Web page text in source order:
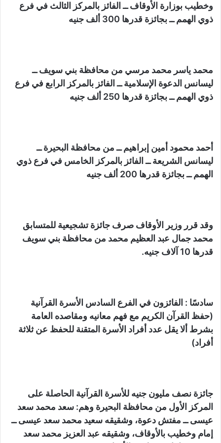
وخطيب بوزارة الأوقاف ــ الفائز بالمركز الثالث في فرع
ذوي الهمم ــ بجائزة قدرها 300 ألف جنيه
محمد ياسر محمد مرسي من محافظة بني سويف ــ
ليسانس الدعوة الإسلامية ــ الفائز بالمركز الرابع في فرع
ذوي الهمم ــ بجائزة قدرها 250 ألف جنيه
أحمد محمود أمين إبراهيم ــ من محافظة البحيرة ــ
ليسانس الشريعة ــ الفائز بالمركز الخامس في فرع ذوي
الهمم ــ بجائزة قدرها 200 ألف جنيه
وقد قرر وزير الأوقاف صرف جائزة تشجيعية للمتسابق
محمد جمال عبد العظيم محمد من محافظة بني سويف
قدرها 10 آلاف جنيه.
سادسًا : الفائزون في الفرع السادس الأسرة القرآنية
(حفظ القرآن الكريم مع فهم معانيه ومقاصده العامة
بشرط ألا يقل عدد أفراد الأسرة المتقنة للحفظ عن ثلاثة
أفراد)
جائزة نصف مليون جنيه للأسرة القرآنية الحاصلة على
المركز الأول من محافظة البحيرة وهم: سعد محمد سعد
عيسى ــ مفتش دعوة، وشقيقه سعيد محمد سعد عيسى ــ
إمام وخطيب بالأوقاف، وشقيقه عبد العزيز محمد سعد